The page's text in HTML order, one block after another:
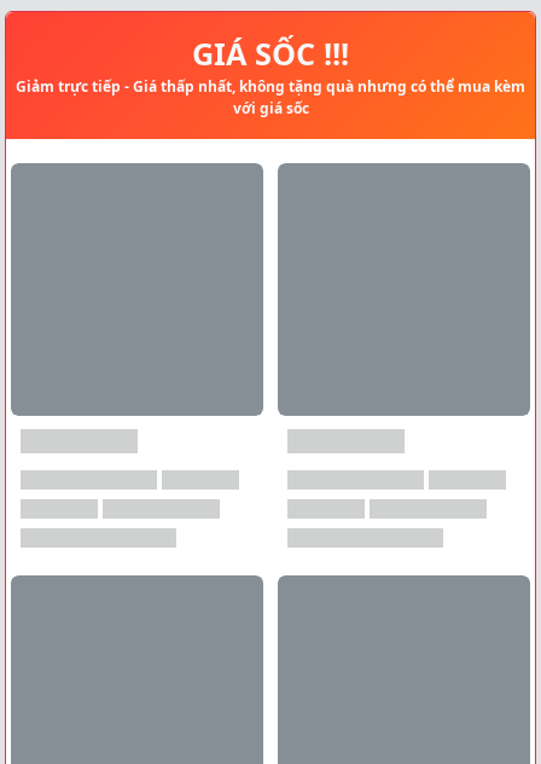
GIÁ SỐC !!!
Giảm trực tiếp - Giá thấp nhất, không tặng quà nhưng có thể mua kèm
với giá sốc